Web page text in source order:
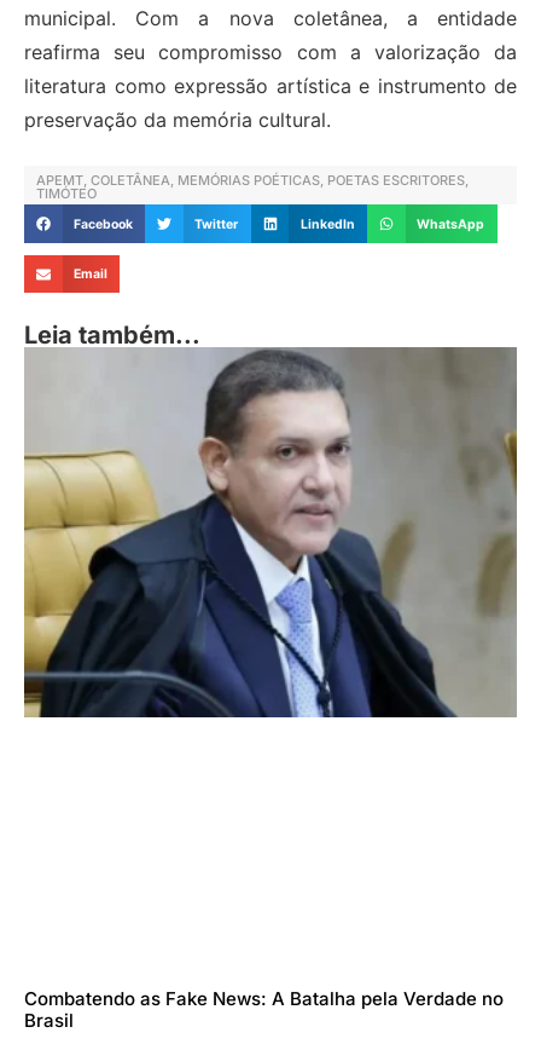
municipal. Com a nova coletânea, a entidade
reafirma seu compromisso com a valorização da
literatura como expressão artística e instrumento de
preservação da memória cultural.
APEMT, COLETÂNEA, MEMÓRIAS POÉTICAS, POETAS ESCRITORES,
TIMÓTEO
Facebook Twitter LinkedIn WhatsApp
Email
Leia também...
Combatendo as Fake News: A Batalha pela Verdade no
Brasil